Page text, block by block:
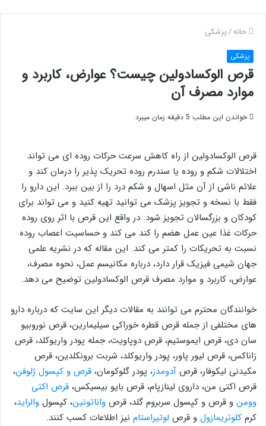
خانه/پزشکی
پزشکی
قرص الوکسادولین چیست؟ عوارض، کاربرد و
موارد مصرف آن
خواندن این مطلب 5 دقیقه زمان میبرد
قرص الوکسادولین از راه کاهش سرعت حرکات روده ای می تواند
اختلالات شکم و روده یا سندرم روده تحریک پذیر را درمان کند و
علائم ناشی از آن مثل اسهال و شکم درد را از بین ببرد. این دارو را
فقط با نسخه و تجویز پزشک می توانید تهیه کنید و می تواند برای
کودکان و بزرگسالان تجویز شود. در واقع این قرص با اثر روی روده
حرکات غذا عین عمل هضم را کند می کند و حساسیت اعصاب روده
نسبت به تحریکات را کمتر می کند. این مقاله که در نشریه علمی
جهان شیمی فیزیک قرار دارد، درباره مکانیسم عمل، نحوه مصرف،
عوارض، کاربرد و موارد مصرف قرص الوکسادولین توضیح می دهد.
خوانندگان محترم می توانند به مقالات دیگر این سایت که درباره دارو
های مختلفی از جمله قرص قطره خوراکی سیلیمارین، قرص نوروبیو
سان دی، قرص ایموستیم، قرص دوپاویت، جمله پودر واریوکلد، قرص
زاناکس، قرص لیور پاور، پودر واریوکلد، شربت برونکلدین، قرص
مکیدنی لیکوفار، قرص آدومدز، پودر گلوکومان، قرص و کپسول ژلوفن،
قرص اکتی من، داروی لینازپام، قرص بایو بیسیکس، قرص اکتی
وومن و قرص و کپسول سربروم گلد، قرص واناتونین، کپسول والراید،
کرم کلوتریمازول و قرص لوتیراستام نیز اطلاعات کسب کنند.